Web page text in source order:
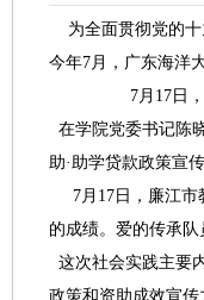
为全面贯彻党的十
今年7月，广东海洋
7月17日，海洋
在学院党委书记陈
助·助学贷款政策宣
7月17日，廉江市
的成绩。爱的传承
这次社会实践主要
政策和资助成效宣